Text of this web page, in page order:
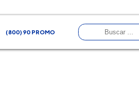
(800) 90 PROMO